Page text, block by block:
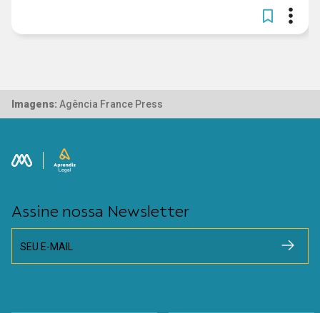
Imagens: Agência France Press
Assine nossa Newsletter
SEU E-MAIL